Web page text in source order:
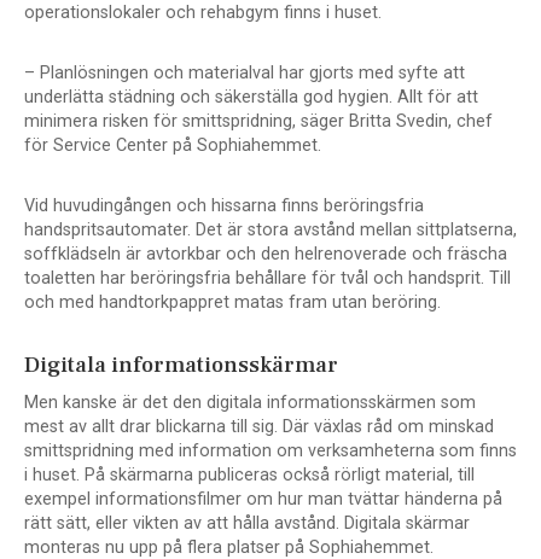
operationslokaler och rehabgym finns i huset.
– Planlösningen och materialval har gjorts med syfte att
underlätta städning och säkerställa god hygien. Allt för att
minimera risken för smittspridning, säger Britta Svedin, chef
för Service Center på Sophiahemmet.
Vid huvudingången och hissarna finns beröringsfria
handspritsautomater. Det är stora avstånd mellan sittplatserna,
soffklädseln är avtorkbar och den helrenoverade och fräscha
toaletten har beröringsfria behållare för tvål och handsprit. Till
och med handtorkpappret matas fram utan beröring.
Digitala informationsskärmar
Men kanske är det den digitala informationsskärmen som
mest av allt drar blickarna till sig. Där växlas råd om minskad
smittspridning med information om verksamheterna som finns
i huset. På skärmarna publiceras också rörligt material, till
exempel informationsfilmer om hur man tvättar händerna på
rätt sätt, eller vikten av att hålla avstånd. Digitala skärmar
monteras nu upp på flera platser på Sophiahemmet.